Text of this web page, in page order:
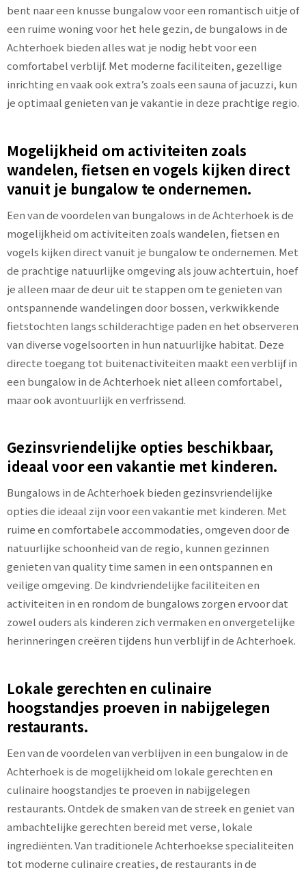
bent naar een knusse bungalow voor een romantisch uitje of
een ruime woning voor het hele gezin, de bungalows in de
Achterhoek bieden alles wat je nodig hebt voor een
comfortabel verblijf. Met moderne faciliteiten, gezellige
inrichting en vaak ook extra’s zoals een sauna of jacuzzi, kun
je optimaal genieten van je vakantie in deze prachtige regio.
Mogelijkheid om activiteiten zoals
wandelen, fietsen en vogels kijken direct
vanuit je bungalow te ondernemen.
Een van de voordelen van bungalows in de Achterhoek is de
mogelijkheid om activiteiten zoals wandelen, fietsen en
vogels kijken direct vanuit je bungalow te ondernemen. Met
de prachtige natuurlijke omgeving als jouw achtertuin, hoef
je alleen maar de deur uit te stappen om te genieten van
ontspannende wandelingen door bossen, verkwikkende
fietstochten langs schilderachtige paden en het observeren
van diverse vogelsoorten in hun natuurlijke habitat. Deze
directe toegang tot buitenactiviteiten maakt een verblijf in
een bungalow in de Achterhoek niet alleen comfortabel,
maar ook avontuurlijk en verfrissend.
Gezinsvriendelijke opties beschikbaar,
ideaal voor een vakantie met kinderen.
Bungalows in de Achterhoek bieden gezinsvriendelijke
opties die ideaal zijn voor een vakantie met kinderen. Met
ruime en comfortabele accommodaties, omgeven door de
natuurlijke schoonheid van de regio, kunnen gezinnen
genieten van quality time samen in een ontspannen en
veilige omgeving. De kindvriendelijke faciliteiten en
activiteiten in en rondom de bungalows zorgen ervoor dat
zowel ouders als kinderen zich vermaken en onvergetelijke
herinneringen creëren tijdens hun verblijf in de Achterhoek.
Lokale gerechten en culinaire
hoogstandjes proeven in nabijgelegen
restaurants.
Een van de voordelen van verblijven in een bungalow in de
Achterhoek is de mogelijkheid om lokale gerechten en
culinaire hoogstandjes te proeven in nabijgelegen
restaurants. Ontdek de smaken van de streek en geniet van
ambachtelijke gerechten bereid met verse, lokale
ingrediënten. Van traditionele Achterhoekse specialiteiten
tot moderne culinaire creaties, de restaurants in de